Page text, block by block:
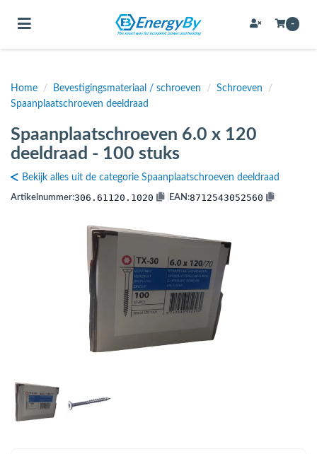
(Bevestigingsmateriaal / schroeven)
(Buizen & leidingen)
(Expansievaten)
(Flexibele slangen)
(Gereedschap)
(Hemelwaterafvoer & riolering)
(Circulatiepompen, pompgroepen & verdelers)
(Rookkanalen)
Toggle navigation -
Home / Bevestigingsmateriaal / schroeven / Schroeven
/
Spaanplaatschroeven deeldraad
Spaanplaatschroeven 6.0 x 120
deeldraad - 100 stuks
Bekijk alles uit de categorie Spaanplaatschroeven deeldraad
Artikelnummer:306.61120.1020 EAN:8712543052560